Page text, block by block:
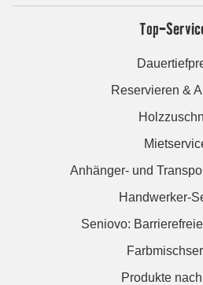
Top-
Reservieren &
Anhänger- und
Handwerker-
Seniovo:
Produkte